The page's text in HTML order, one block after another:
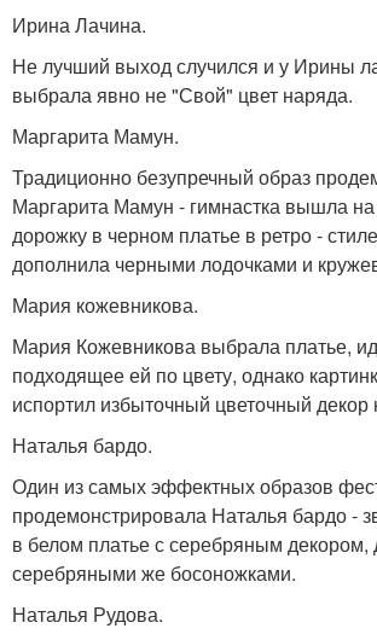
Ирина Лачина.
Не лучший выход случился и у Ирины
выбрала явно не "Свой" цвет наряда.
Маргарита Мамун.
Традиционно безупречный образ
Маргарита Мамун - гимнастка вышла
дорожку в черном платье в ретро -
дополнила черными лодочками и
Мария кожевникова.
Мария Кожевникова выбрала платье,
подходящее ей по цвету, однако
испортил избыточный цветочный декор
Наталья бардо.
Один из самых эффектных образов
продемонстрировала Наталья бардо -
в белом платье с серебряным декором,
серебряными же босоножками.
Наталья Рудова.